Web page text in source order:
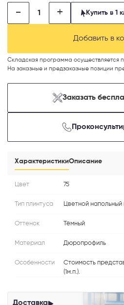
- + Купить в 1
Добавить в
Складская программа осуществляется
На заказные и предзаказные позиции
Заказать
ХарактеристикиОписание
Цвет 75
Тип плинтуса Цветной напольный
Оттенок Тёмный
Материал Дюропрофиль
Особенности
Стоимость
(1м.п.).
Доставка
Телефон
Я согласен сПолитикой